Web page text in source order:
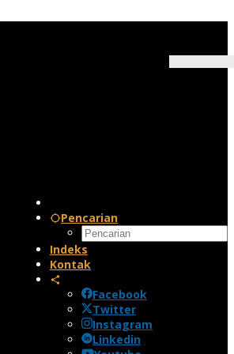
Pencarian
Indeks
Kontak
Facebook
Twitter
Instagram
Linkedin